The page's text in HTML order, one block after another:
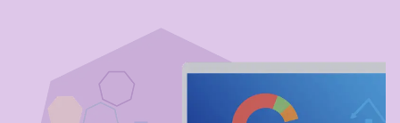
Patienteninformationen
Ärztehandbücher
Patienterfahrungen